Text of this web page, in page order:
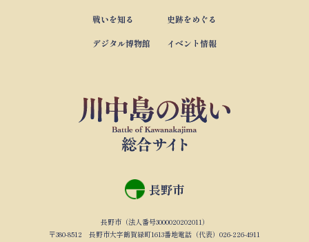
戦いを知る 史跡をめぐる
デジタル博物館 イベント情報
長野市
長野市（法人番号3000020202011）
〒380-8512 長野市大字鶴賀緑町1613番地電話（代表）026-226-4911